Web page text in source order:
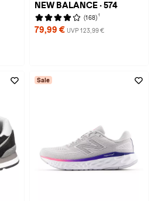
NEW BALANCE · 574
(168) 1
79,99 € UVP 123,99 €
Sale